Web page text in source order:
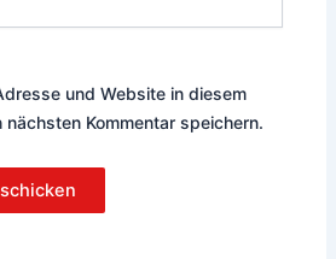
und Website in diesem
nächsten Kommentar speichern.